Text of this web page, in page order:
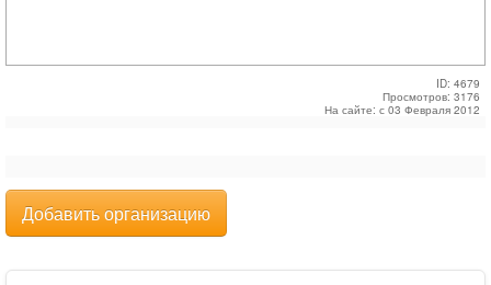
ID: 4679
Просмотров: 3176
На сайте: с 03 Февраля 2012
Добавить организацию